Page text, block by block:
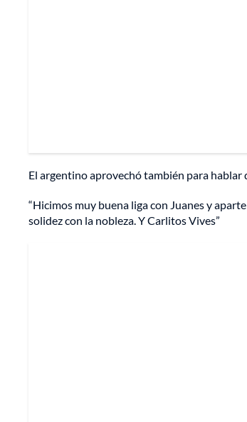
El argentino aprovechó también para
“Hicimos muy buena liga con Juanes y
solidez con la nobleza. Y Carlitos Vives”